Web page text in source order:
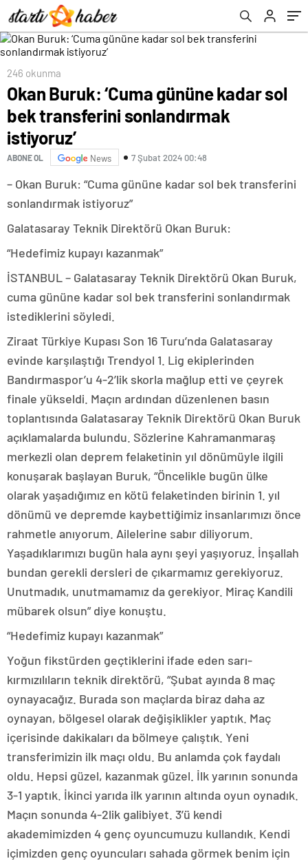
246 okunma
Okan Buruk: ‘Cuma gününe kadar sol
bek transferini sonlandırmak
istiyoruz’
ABONE OL News 7 Şubat 2024 00:48
– Okan Buruk: “Cuma gününe kadar sol bek transferini
sonlandırmak istiyoruz”
Galatasaray Teknik Direktörü Okan Buruk:
“Hedefimiz kupayı kazanmak”
İSTANBUL – Galatasaray Teknik Direktörü Okan Buruk,
cuma gününe kadar sol bek transferini sonlandırmak
istediklerini söyledi.
Ziraat Türkiye Kupası Son 16 Turu’nda Galatasaray
evinde karşılaştığı Trendyol 1. Lig ekiplerinden
Bandırmaspor’u 4-2’lik skorla mağlup etti ve çeyrek
finale yükseldi. Maçın ardından düzenlenen basın
toplantısında Galatasaray Teknik Direktörü Okan Buruk
açıklamalarda bulundu. Sözlerine Kahramanmaraş
merkezli olan deprem felaketinin yıl dönümüyle ilgili
konuşarak başlayan Buruk, “Öncelikle bugün ülke
olarak yaşadığımız en kötü felaketinden birinin 1. yıl
dönümü ve depremde kaybettiğimiz insanlarımızı önce
rahmetle anıyorum. Ailelerine sabır diliyorum.
Yaşadıklarımızı bugün hala aynı şeyi yaşıyoruz. İnşallah
bundan gerekli dersleri de çıkarmamız gerekiyoruz.
Unutmadık, unutmamamız da gerekiyor. Miraç Kandili
mübarek olsun” diye konuştu.
“Hedefimiz kupayı kazanmak”
Yoğun fikstürden geçtiklerini ifade eden sarı-
kırmızılıların teknik direktörü, “Şubat ayında 8 maç
oynayacağız. Burada son maçlarda biraz daha az
oynayan, bölgesel olarak değişiklikler yaptık. Maç
içerisinde dakikaları da bölmeye çalıştık. Yeni
transferimizin ilk maçı oldu. Bu anlamda çok faydalı
oldu. Hepsi güzel, kazanmak güzel. İlk yarının sonunda
3-1 yaptık. İkinci yarıda ilk yarının altında oyun oynadık.
Maçın sonunda 4-2lik galibiyet. 3’ü kendi
akademimizden 4 genç oyuncumuzu kullandık. Kendi
içimizden genç oyuncuları sahada görmek benim için
istediklerini söyledi